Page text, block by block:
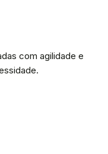
com agilidade e